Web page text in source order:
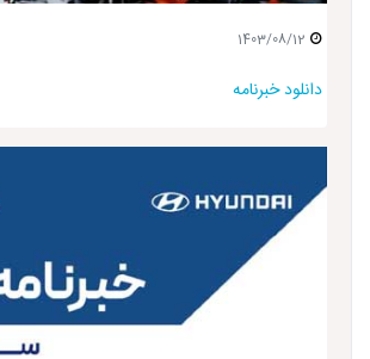
1403/08/12
دانلود خبرنامه